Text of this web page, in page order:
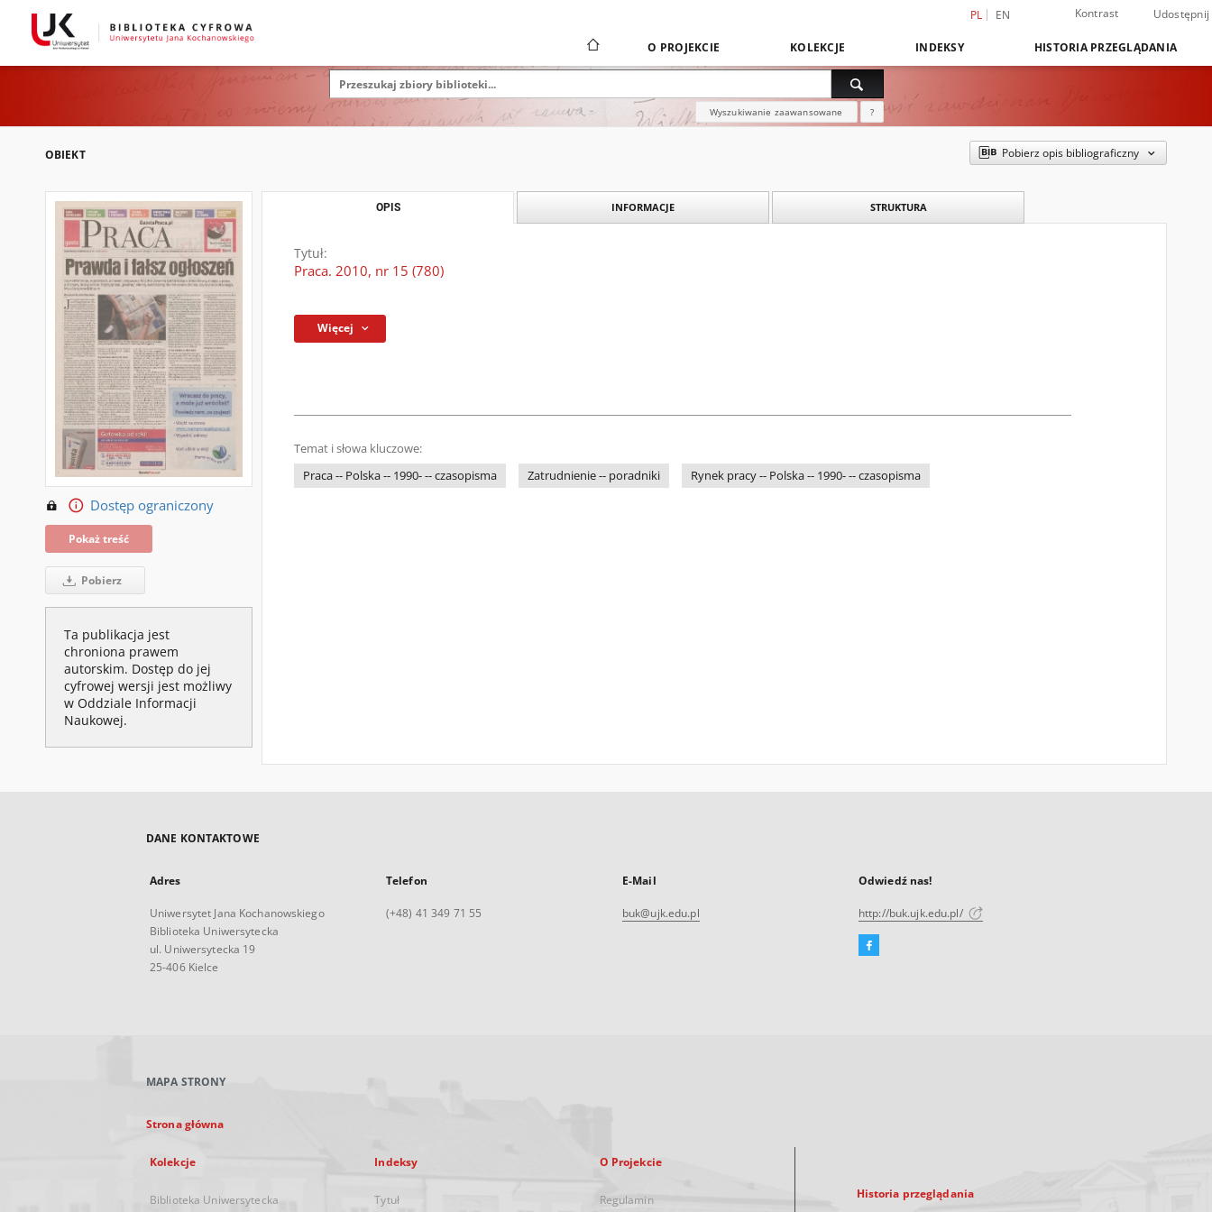
PL EN Kontrast Udostępnij
O PROJEKCIE KOLEKCJE INDEKSY HISTORIA PRZEGLĄDANIA
Wyszukiwanie zaawansowane ?
OBIEKT Pobierz opis bibliograficzny
Dostęp ograniczony
Pokaż treść
Pobierz
Ta publikacja jest
chroniona prawem
autorskim. Dostęp do jej
cyfrowej wersji jest możliwy
w Oddziale Informacji
Naukowej.
OPIS INFORMACJE STRUKTURA
Tytuł:
Praca. 2010, nr 15 (780)
Więcej
Temat i słowa kluczowe:
Praca -- Polska -- 1990- -- czasopisma
Zatrudnienie -- poradniki Rynek pracy -- Polska -- 1990- -- czasopisma
DANE KONTAKTOWE
Adres
Uniwersytet Jana Kochanowskiego
Biblioteka Uniwersytecka
ul. Uniwersytecka 19
25-406 Kielce
Telefon
(+48) 41 349 71 55
E-Mail
buk@ujk.edu.pl
Odwiedź nas!
http://buk.ujk.edu.pl/
Facebook
MAPA STRONY
Strona główna
Kolekcje
Biblioteka Uniwersytecka
Indeksy
Tytuł
O Projekcie
Regulamin Historia przeglądania